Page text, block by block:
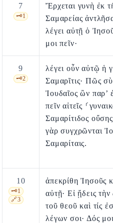
7
🗝️1
Ἔρχεται γυνὴ ἐκ
Σαμαρείας
λέγει αὐτῇ ὁ
μοι πεῖν·
9
🗝️2
λέγει οὖν αὐτῷ ἡ
Σαμαρῖτις· Πῶς σὺ
Ἰουδαῖος ὢν παρ’
πεῖν αἰτεῖς
Σαμαρίτιδος
γὰρ συγχρῶνται
Σαμαρίταις.
10
🗝️1
🔗3
ἀπεκρίθη Ἰησοῦς
αὐτῇ· Εἰ ᾔδεις
τοῦ θεοῦ καὶ τίς
λέγων σοι· Δός